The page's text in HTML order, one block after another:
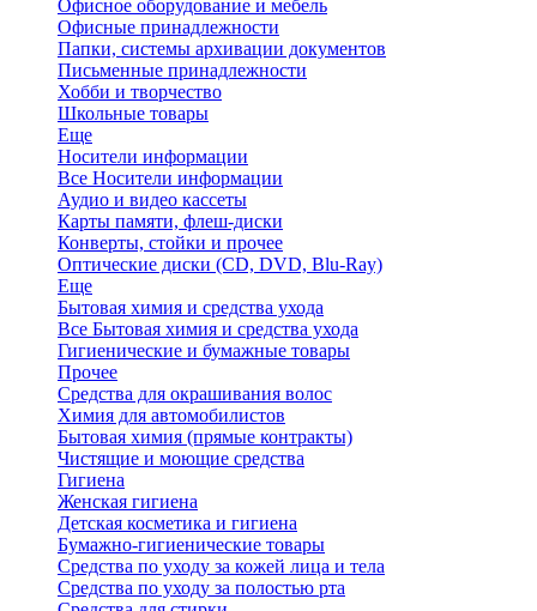
Офисное оборудование и мебель
Офисные принадлежности
Папки, системы архивации документов
Письменные принадлежности
Хобби и творчество
Школьные товары
Еще
Носители информации
Все Носители информации
Аудио и видео кассеты
Карты памяти, флеш-диски
Конверты, стойки и прочее
Оптические диски (CD, DVD, Blu-Ray)
Еще
Бытовая химия и средства ухода
Все Бытовая химия и средства ухода
Гигиенические и бумажные товары
Прочее
Средства для окрашивания волос
Химия для автомобилистов
Бытовая химия (прямые контракты)
Чистящие и моющие средства
Гигиена
Женская гигиена
Детская косметика и гигиена
Бумажно-гигиенические товары
Средства по уходу за кожей лица и тела
Средства по уходу за полостью рта